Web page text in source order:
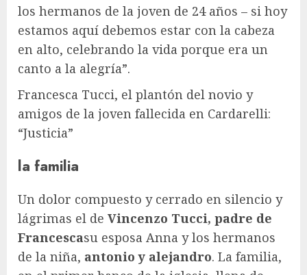
los hermanos de la joven de 24 años – si hoy
estamos aquí debemos estar con la cabeza
en alto, celebrando la vida porque era un
canto a la alegría”.
Francesca Tucci, el plantón del novio y
amigos de la joven fallecida en Cardarelli:
“Justicia”
la familia
Un dolor compuesto y cerrado en silencio y
lágrimas el de Vincenzo Tucci, padre de
Francescasu esposa Anna y los hermanos
de la niña, antonio y alejandro. La familia,